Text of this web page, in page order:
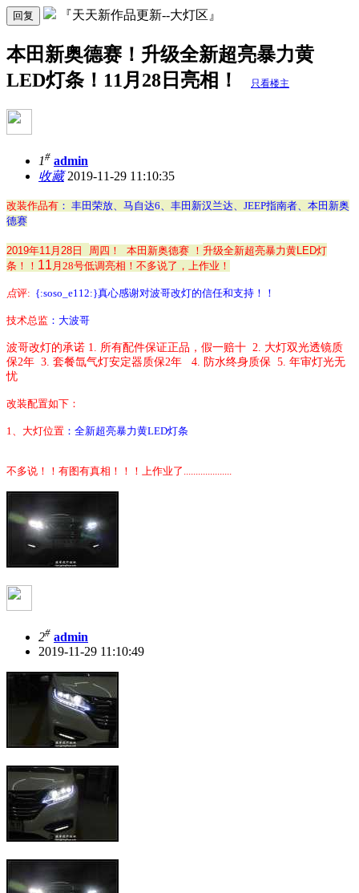
回复 『天天新作品更新--大灯区』
本田新奥德赛！升级全新超亮暴力黄
LED灯条！11月28日亮相！
只看楼主
1# admin
收藏2019-11-29 11:10:35
改装作品有 ： 丰田荣放、马自达6、丰田新汉兰达、JEEP指南者、本田新奥
德赛
2019年11月28日 周四！ 本田新奥德赛 ！ 升级全新超亮暴力黄LED灯
条！
！ 11 月28号低调亮相！不多说了，上作业！
点评: {:soso_e112:}真心感谢对波哥改灯的信任和支持！！
技术总监 ：大波哥
波哥改灯的承诺 1. 所有配件保证正品，假一赔十 2. 大灯双光透镜质
保2年 3. 套餐氙气灯安定器质保2年 4. 防水终身质保 5. 年审灯光无
忧
改装配置如下：
1、大灯位置 ：全新超亮暴力黄LED灯条
不多说！！有图有真相！！！上作业了....................
2# admin
2019-11-29 11:10:49